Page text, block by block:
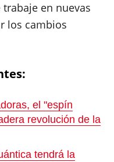
trabaje en nuevas
los cambios
el "espín
revolución de la
tendrá la